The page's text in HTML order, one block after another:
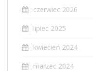
czerwiec 2026
lipiec 2025
kwiecień 2024
marzec 2024